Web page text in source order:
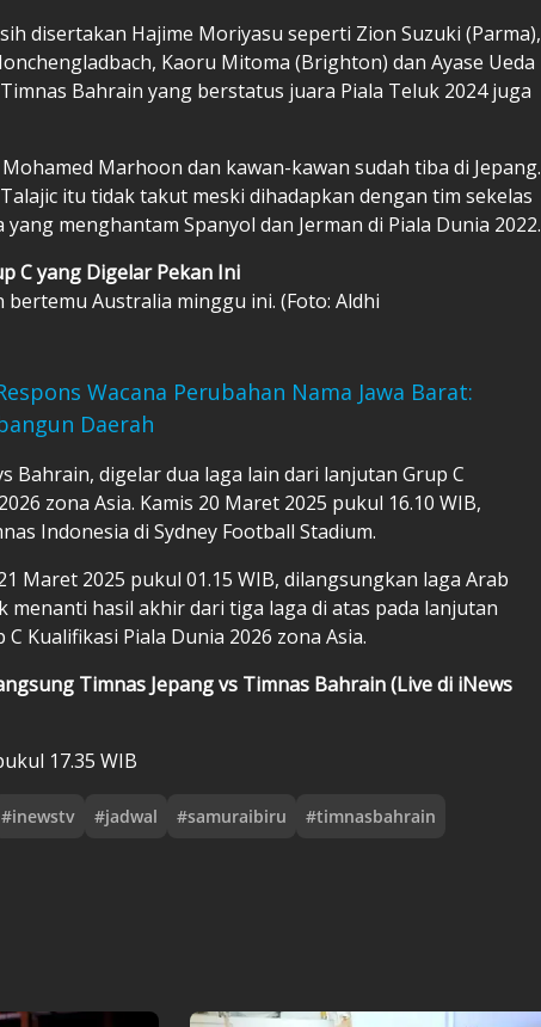
disertakan Hajime Moriyasu seperti Zion Suzuki (Parma),
Kaoru Mitoma (Brighton) dan Ayase Ueda
Bahrain yang berstatus juara Piala Teluk 2024 juga
Marhoon dan kawan-kawan sudah tiba di Jepang.
itu tidak takut meski dihadapkan dengan tim sekelas
yang menghantam Spanyol dan Jerman di Piala Dunia 2022.
C yang Digelar Pekan Ini
bertemu Australia minggu ini. (Foto: Aldhi
Wacana Perubahan Nama Jawa Barat:
Daerah
Bahrain, digelar dua laga lain dari lanjutan Grup C
zona Asia. Kamis 20 Maret 2025 pukul 16.10 WIB,
Indonesia di Sydney Football Stadium.
Maret 2025 pukul 01.15 WIB, dilangsungkan laga Arab
menanti hasil akhir dari tiga laga di atas pada lanjutan
Kualifikasi Piala Dunia 2026 zona Asia.
Timnas Jepang vs Timnas Bahrain (Live di iNews
17.35 WIB
#inewstv #jadwal #samuraibiru #timnasbahrain